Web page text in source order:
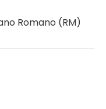
Romano (RM)